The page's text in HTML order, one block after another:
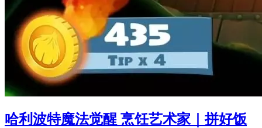
哈利波特魔法觉醒 烹饪艺术家｜拼好饭